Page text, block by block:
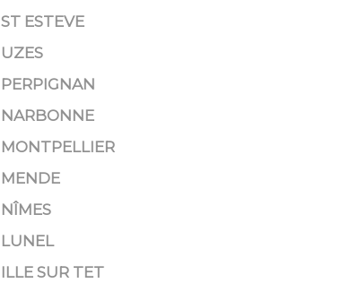
ST ESTEVE
UZES
PERPIGNAN
NARBONNE
MONTPELLIER
MENDE
NÎMES
LUNEL
ILLE SUR TET